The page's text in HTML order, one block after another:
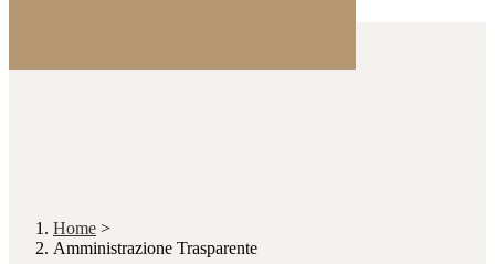
Home >
Amministrazione Trasparente